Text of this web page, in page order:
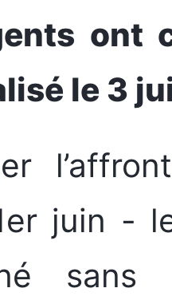
ont
le 3
juin -
sans